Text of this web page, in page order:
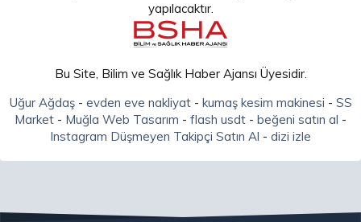
yapılacaktır.
Bu Site, Bilim ve Sağlık Haber Ajansı Üyesidir.
Uğur Ağdaş- evden eve nakliyat- kumaş kesim makinesi - SS
Market - Muğla Web Tasarım - flash usdt - beğeni satın al -
Instagram Düşmeyen Takipçi Satın Al - dizi izle